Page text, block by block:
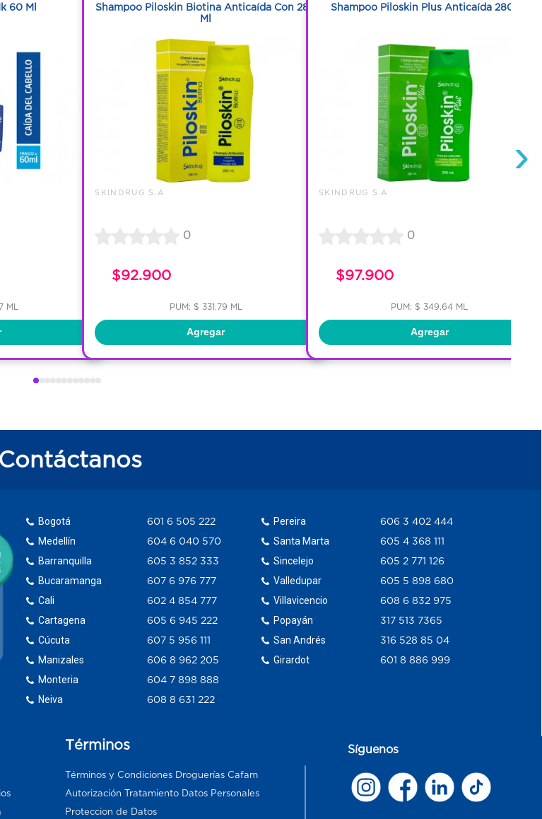
60 Ml
ML
Shampoo Piloskin Biotina Anticaída Con 280
Ml
SKINDRUG S.A
0
$92.900
PUM: $ 331.79 ML
Agregar
Shampoo Piloskin Plus Anticaída 280 Ml
SKINDRUG S.A
0
$97.900
PUM: $ 349.64 ML
Agregar
›
Contáctanos
Bogotá
Medellín
Barranquilla
Bucaramanga
Cali
Cartagena
Cúcuta
Manizales
Monteria
Neiva
601 6 505 222
604 6 040 570
605 3 852 333
607 6 976 777
602 4 854 777
605 6 945 222
607 5 956 111
606 8 962 205
604 7 898 888
608 8 631 222
Pereira
Santa Marta
Sincelejo
Valledupar
Villavicencio
Popayán
San Andrés
Girardot
606 3 402 444
605 4 368 111
605 2 771 126
605 5 898 680
608 6 832 975
317 513 7365
316 528 85 04
601 8 886 999
Términos
Términos y Condiciones Droguerías Cafam
Autorización Tratamiento Datos Personales
Proteccion de Datos
Síguenos